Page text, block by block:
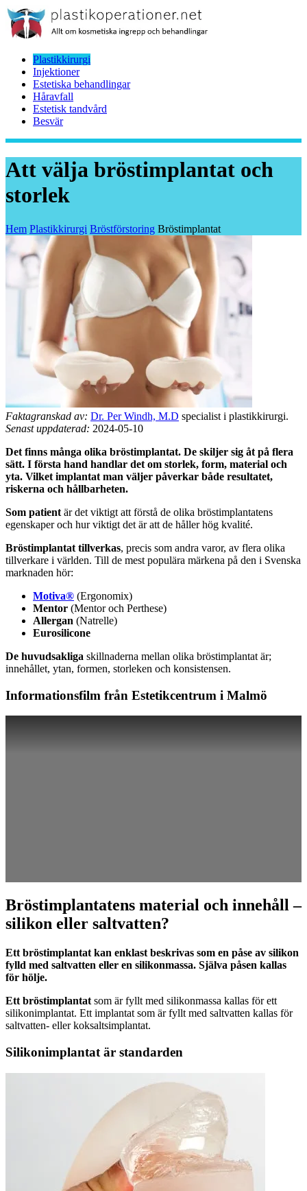
Plastikkirurgi
Injektioner
Estetiska behandlingar
Håravfall
Estetisk tandvård
Besvär
Att välja bröstimplantat och
storlek
Hem Plastikkirurgi Bröstförstoring Bröstimplantat
Faktagranskad av: Dr. Per Windh, M.D specialist i plastikkirurgi.
Senast uppdaterad: 2024-05-10
Det finns många olika bröstimplantat. De skiljer sig åt på flera
sätt. I första hand handlar det om storlek, form, material och
yta. Vilket implantat man väljer påverkar både resultatet,
riskerna och hållbarheten.
Som patient är det viktigt att förstå de olika bröstimplantatens
egenskaper och hur viktigt det är att de håller hög kvalité.
Bröstimplantat tillverkas, precis som andra varor, av flera olika
tillverkare i världen. Till de mest populära märkena på den i Svenska
marknaden hör:
Motiva® (Ergonomix)
Mentor (Mentor och Perthese)
Allergan (Natrelle)
Eurosilicone
De huvudsakliga skillnaderna mellan olika bröstimplantat är;
innehållet, ytan, formen, storleken och konsistensen.
Informationsfilm från Estetikcentrum i Malmö
Bröstimplantatens material och innehåll –
silikon eller saltvatten?
Ett bröstimplantat kan enklast beskrivas som en påse av silikon
fylld med saltvatten eller en silikonmassa. Själva påsen kallas
för hölje.
Ett bröstimplantat som är fyllt med silikonmassa kallas för ett
silikonimplantat. Ett implantat som är fyllt med saltvatten kallas för
saltvatten- eller koksaltsimplantat.
Silikonimplantat är standarden